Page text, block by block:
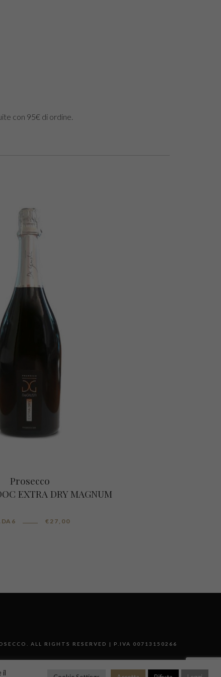
con 95€ di ordine.
Prosecco
EXTRA DRY MAGNUM
DA 6 € 27,00
ALL RIGHTS RESERVED | P.IVA 00713150266
il